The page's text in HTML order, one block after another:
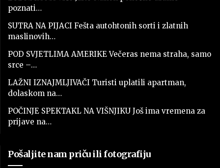
poznati…
SUTRA NA PIJACI Fešta autohtonih sorti i zlatnih
maslinovih…
POD SVJETLIMA AMERIKE Večeras nema straha, samo
srce –…
LAŽNI IZNAJMLJIVAČI Turisti uplatili apartman,
dolaskom na…
POČINJE SPEKTAKL NA VIŠNJIKU Još ima vremena za
prijave na…
Pošaljite nam priču ili fotografiju